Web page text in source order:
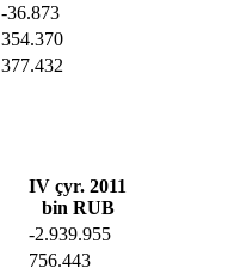
-36.873
354.370
377.432
IV çyr. 2011
bin RUB
-2.939.955
756.443